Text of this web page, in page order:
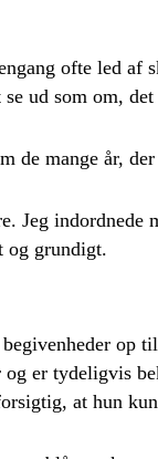
ofte led af
ud som om,
de mange år,
Jeg
og grundigt.
op
er tydeligvis
at hun